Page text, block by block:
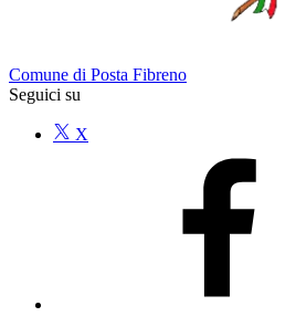
Comune di Posta Fibreno
Seguici su
X